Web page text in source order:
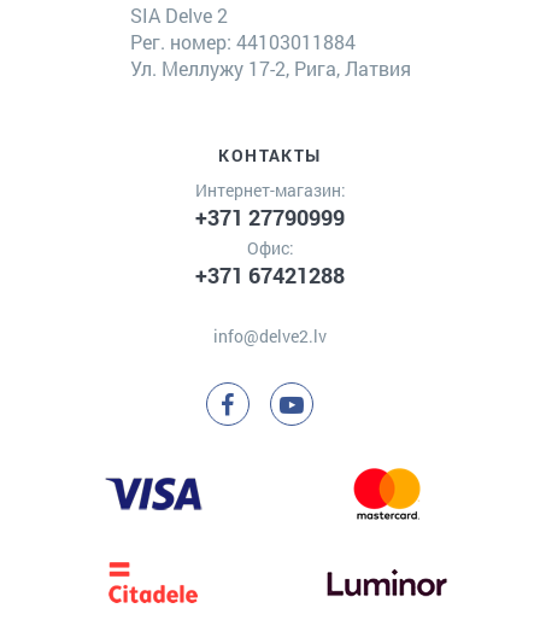
SIA Delve 2
Рег. номер: 44103011884
Ул. Меллужу 17-2, Рига, Латвия
КОНТАКТЫ
Интернет-магазин:
+371 27790999
Офис:
+371 67421288
info@delve2.lv